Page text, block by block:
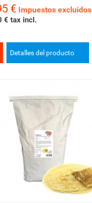
€ Impuestos excluidos
€ tax incl.
Detalles del producto